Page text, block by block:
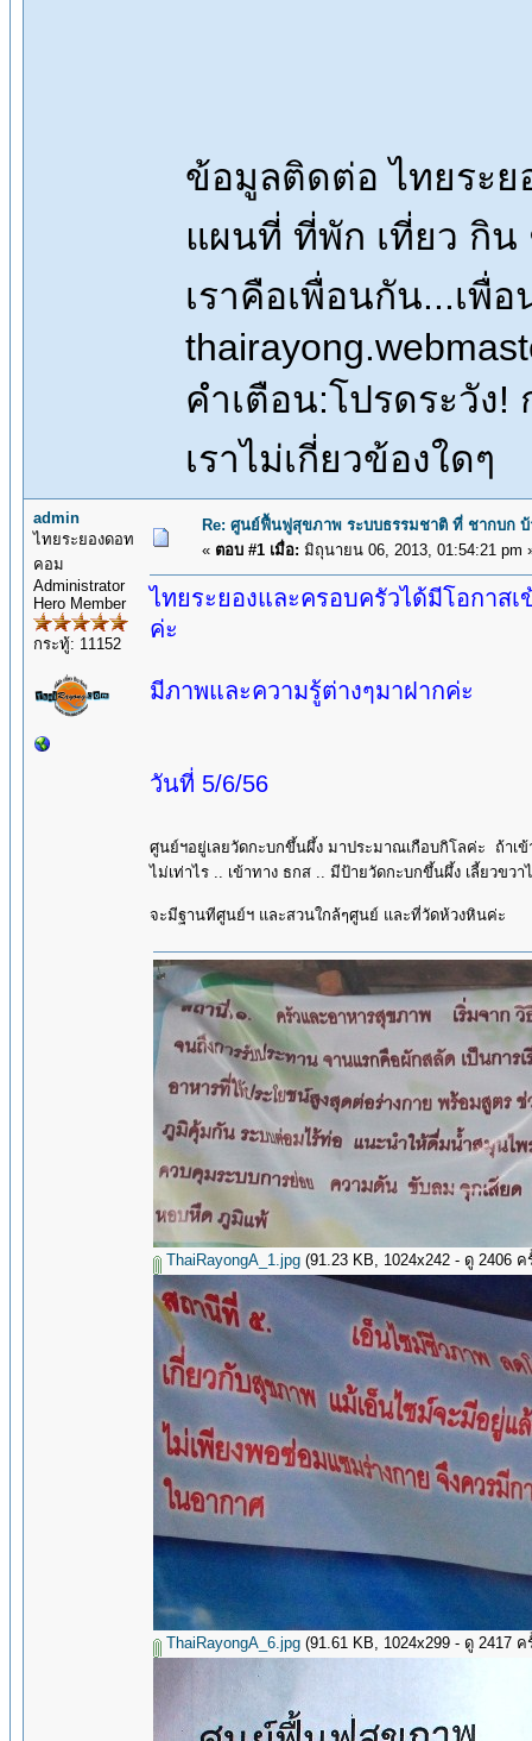
ข้อมูลติดต่อ ไทยระ
แผนที่ ที่พัก เที่ยว กิ
เราคือเพื่อนกัน...เพื่
คำเตือน:โปรดระวัง
เราไม่เกี่ยวข้องใดๆ
admin
ไทยระยองดอท
คอม
Administrator
Hero Member
กระทู้: 11152
Re: ศูนย์ฟื้นฟูสุขภาพ ระบบธรรมชาติ ที่ ชากบก บ้
« ตอบ #1 เมื่อ: มิถุนายน 06, 2013, 01:54:21 pm
ไทยระยองและครอบครัวได้มีโอกา
ค่ะ
มีภาพและความรู้ต่างๆมาฝากค่ะ
วันที่ 5/6/56
ศูนย์ฯอยู่เลยวัดกะบกขึ้นผึ้ง มาประมาณเกือบกิโลค่ะ ถ้าเ
ไม่เท่าไร .. เข้าทาง ธกส .. มีป้ายวัดกะบกขึ้นผึ้ง เลี้ยวขว
จะมีฐานทีศูนย์ฯ และสวนใกล้ๆศูนย์ และที่วัดห้วงหินค่ะ
ThaiRayongA_1.jpg (91.23 KB, 1024x242 - ดู 2406 ค
ThaiRayongA_6.jpg (91.61 KB, 1024x299 - ดู 2417 ค